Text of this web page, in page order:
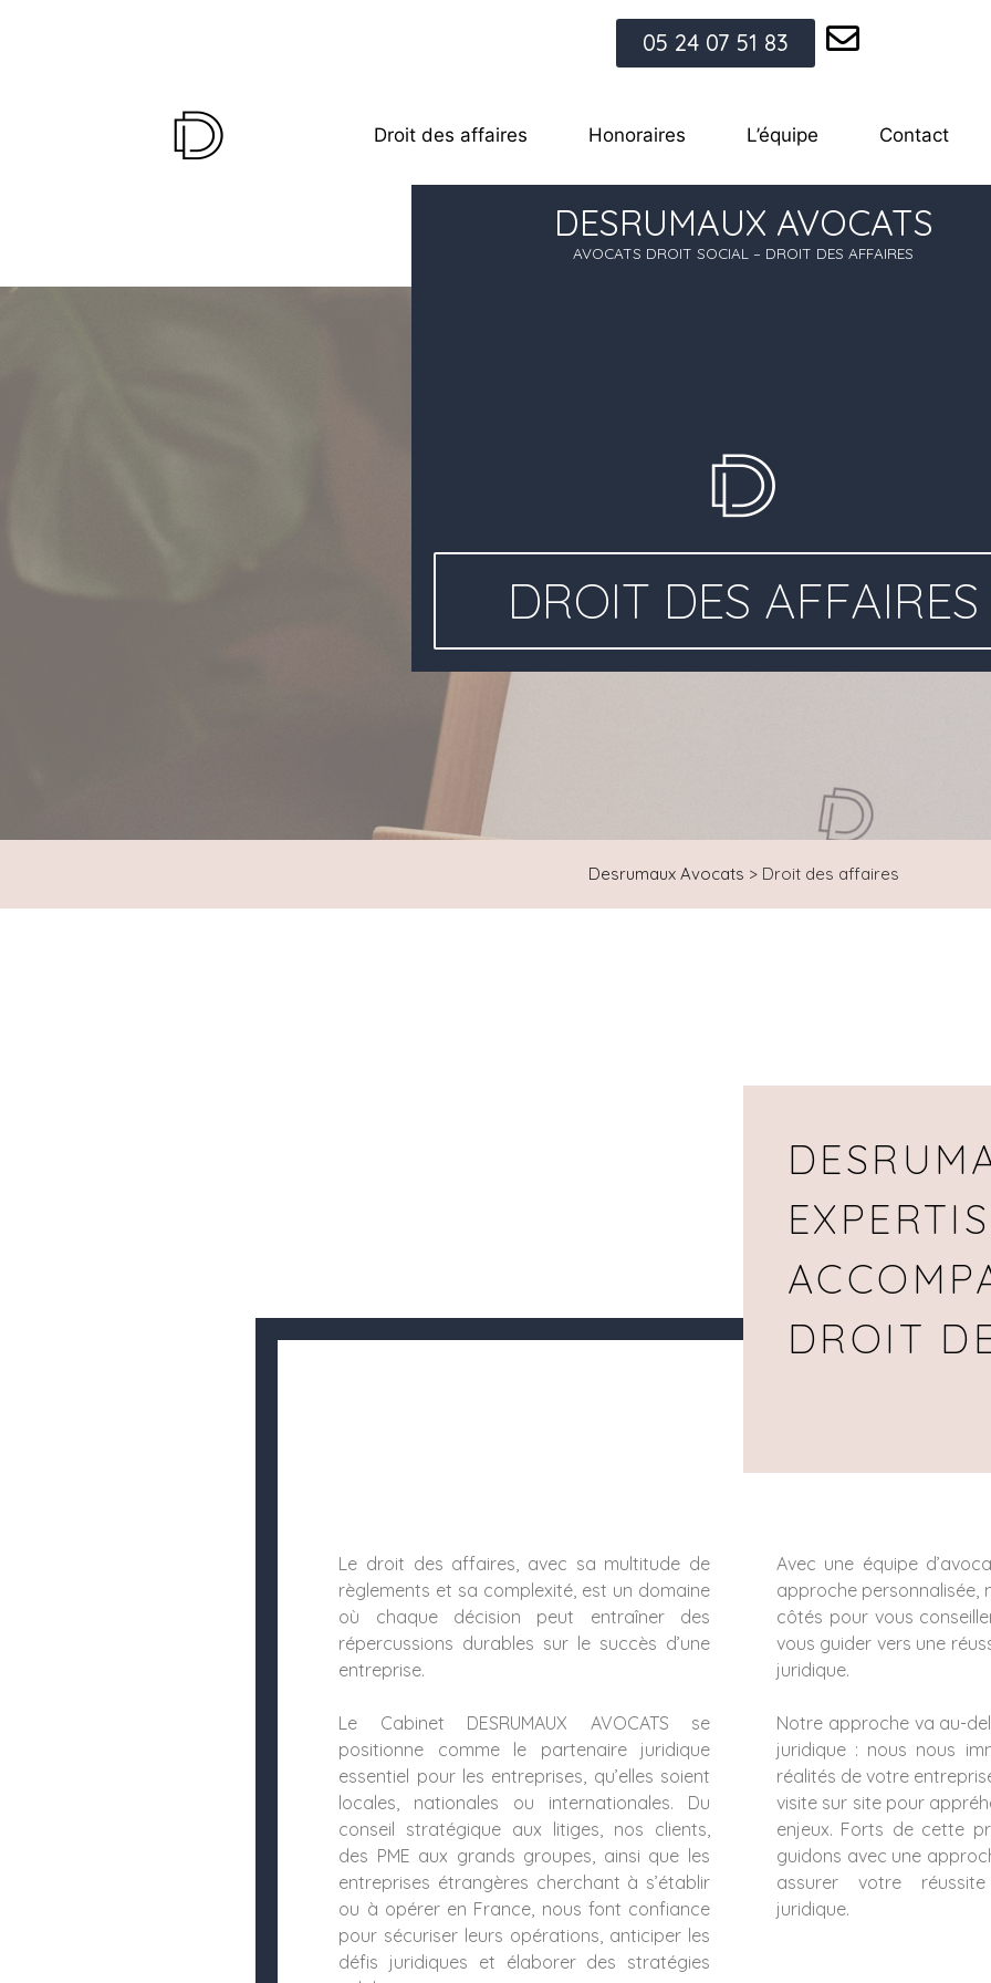
05 24 07 51 83
Droit des affaires Honoraires L’équipe Contact
DESRUMAUX AVOCATS
AVOCATS DROIT SOCIAL – DROIT DES AFFAIRES
DROIT DES AFFAIRES
Desrumaux Avocats > Droit des affaires
DROIT
Le droit des affaires, avec sa multitude de
règlements et sa complexité, est un domaine
où chaque décision peut entraîner des
répercussions durables sur le succès d’une
entreprise.
Le Cabinet DESRUMAUX AVOCATS se
positionne comme le partenaire juridique
essentiel pour les entreprises, qu’elles soient
locales, nationales ou internationales. Du
conseil stratégique aux litiges, nos clients,
des PME aux grands groupes, ainsi que les
entreprises étrangères cherchant à s’établir
ou à opérer en France, nous font confiance
pour sécuriser leurs opérations, anticiper les
défis juridiques et élaborer des stratégies
Avec une équipe
approche personnalisée,
côtés pour vous
vous guider vers une
juridique.
Notre approche va au-
juridique : nous nous
réalités de votre
visite sur site pour
enjeux. Forts de cette
guidons avec une
assurer votre
juridique.